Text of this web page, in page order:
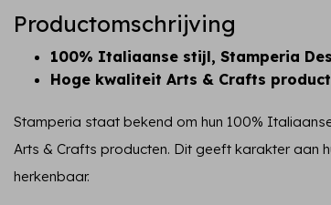
Productomschrijving
100% Italiaanse stijl, Stamperia
Hoge kwaliteit Arts & Crafts
Stamperia staat bekend om hun 100%
Arts & Crafts producten. Dit geeft karakter aan
herkenbaar.